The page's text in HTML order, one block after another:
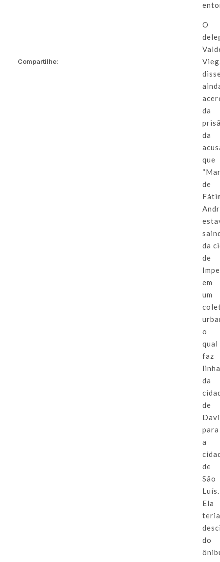
Compartilhe:
O
da
da
que
de
da
de
em
um
o
qual
faz
da
de
para
a
de
São
Luís.
Ela
do